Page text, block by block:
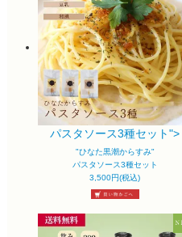
パスタソース3種セット">
"ひなた黒潮からすみ"
パスタソース3種セット
3,500円(税込)